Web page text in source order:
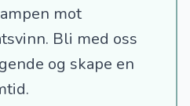
mot
Bli med oss
og skape en